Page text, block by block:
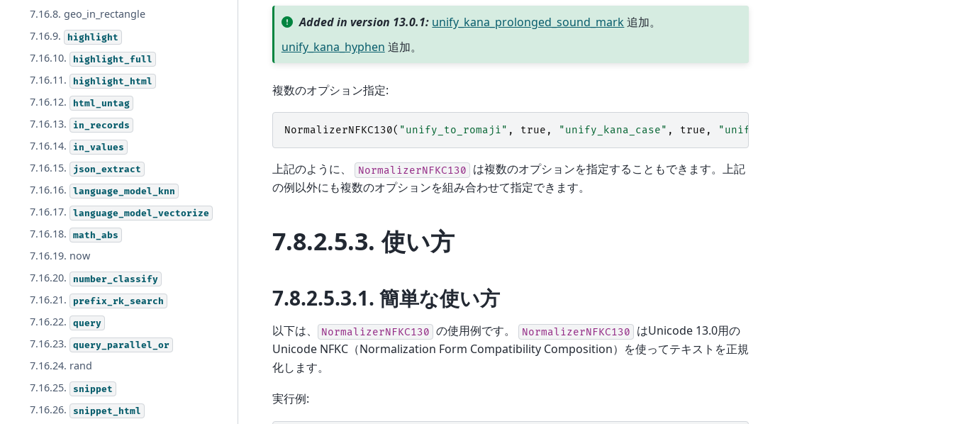
7.16.8. geo_in_rectangle
7.16.9.
highlight
7.16.10. highlight_full
7.16.11. highlight_html
7.16.12. html_untag
7.16.13. in_records
7.16.14. in_values
7.16.15. json_extract
7.16.16. language_model_knn
7.16.17. language_model_vectorize
7.16.18. math_abs
7.16.19. now
7.16.20.
number_classify
7.16.21. prefix_rk_search
7.16.22. query
7.16.23. query_parallel_or
7.16.24. rand
7.16.25.
snippet
7.16.26. snippet_html
Added in version 13.0.1: unify_kana_prolonged_sound_mark追加。
unify_kana_hyphen 追加。
複数のオプション指定:
NormalizerNFKC130( "unify_to_romaji" , true , "unify_kana_case" , true ,
上記のように、 NormalizerNFKC130
は複数のオプションを指定することもできます。上記
の例以外にも複数のオプションを組み合わせて指定できます。
7.8.2.5.3.使い方
7.8.2.5.3.1. 簡単な使い方
以下は、 NormalizerNFKC130 の使用例です。 NormalizerNFKC130
はUnicode 13.0用の
Unicode NFKC（Normalization Form Compatibility Composition）を使ってテキストを正規
化します。
実行例: